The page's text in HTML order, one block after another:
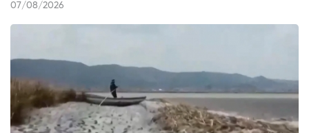
07/08/2026